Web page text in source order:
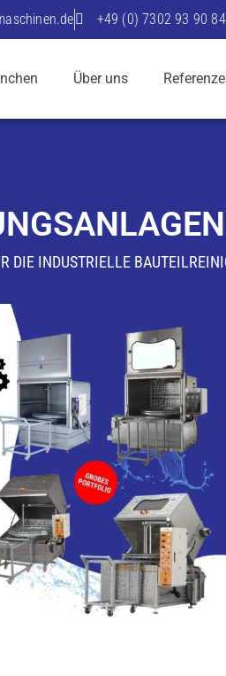
+49 (0) 7302 93 90 84
Über uns
DIE INDUSTRIELLE